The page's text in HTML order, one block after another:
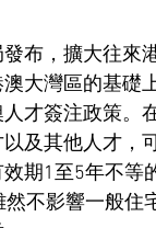
布，擴大往來
大灣區的基礎
才簽注政策。
及其他人才，
期1至5年不
不影響一般住